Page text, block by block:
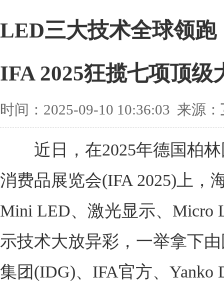
LED三大技术全球领跑
IFA 2025狂揽七项顶级
时间：2025-09-10 10:36:03 来源：
近日，在2025年德国柏林
消费品展览会(IFA 2025)上，
Mini LED、激光显示、Micro
示技术大放异彩，一举拿下
集团(IDG)、IFA官方、Yanko